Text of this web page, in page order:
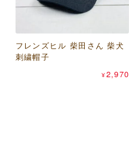
フレンズヒル 柴田さん 柴犬
刺繍帽子
¥2,970
るまる猫 ヤンピーコインケ
トモ・コーポレーション レ
ッサーパンダ ヤンピーコイ